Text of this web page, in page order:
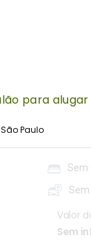
para alugar
Paulo
Sem
Valor
Sem